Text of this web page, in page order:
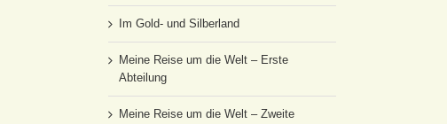
Im Gold- und Silberland
Meine Reise um die Welt – Erste
Abteilung
Meine Reise um die Welt – Zweite